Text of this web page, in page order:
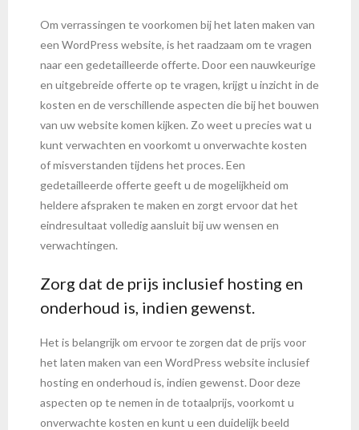
Om verrassingen te voorkomen bij het laten maken van
een WordPress website, is het raadzaam om te vragen
naar een gedetailleerde offerte. Door een nauwkeurige
en uitgebreide offerte op te vragen, krijgt u inzicht in de
kosten en de verschillende aspecten die bij het bouwen
van uw website komen kijken. Zo weet u precies wat u
kunt verwachten en voorkomt u onverwachte kosten
of misverstanden tijdens het proces. Een
gedetailleerde offerte geeft u de mogelijkheid om
heldere afspraken te maken en zorgt ervoor dat het
eindresultaat volledig aansluit bij uw wensen en
verwachtingen.
Zorg dat de prijs inclusief hosting en
onderhoud is, indien gewenst.
Het is belangrijk om ervoor te zorgen dat de prijs voor
het laten maken van een WordPress website inclusief
hosting en onderhoud is, indien gewenst. Door deze
aspecten op te nemen in de totaalprijs, voorkomt u
onverwachte kosten en kunt u een duidelijk beeld